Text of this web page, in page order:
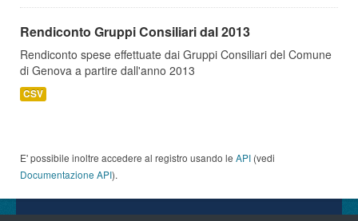
Rendiconto Gruppi Consiliari dal 2013
Rendiconto spese effettuate dai Gruppi Consiliari del Comune
di Genova a partire dall'anno 2013
CSV
E' possibile inoltre accedere al registro usando le API (vedi
Documentazione API).